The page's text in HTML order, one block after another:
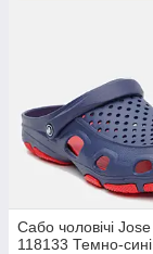
Сабо чоловічі
118133 Темно-сині